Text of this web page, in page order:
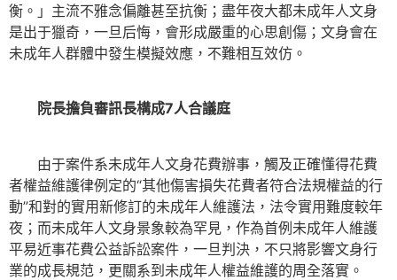
衡。」主流不雅念偏離甚至抗衡；盡年夜大都未成年人文身
是出于獵奇，一旦后悔，會形成嚴重的心思創傷；文身會在
未成年人群體中發生模擬效應，不難相互效仿。
院長擔負審訊長構成7人合議庭
由于案件系未成年人文身花費辦事，觸及正確懂得花費
者權益維護律例定的“其他傷害損失花費者符合法規權益的行
動”和對的實用新修訂的未成年人維護法，法令實用難度較年
夜；而未成年人文身景象較為罕見，作為首例未成年人維護
平易近事花費公益訴訟案件，一旦判決，不只將影響文身行
業的成長規范，更關系到未成年人權益維護的周全落實。